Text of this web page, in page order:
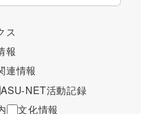
ス
報
連情報
ASU-NET活動記録
文化情報